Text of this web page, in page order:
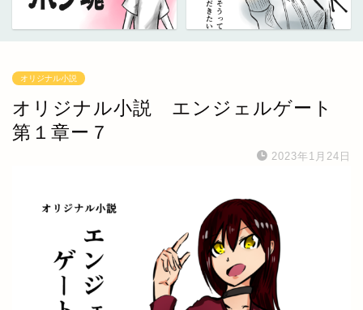
オリジナル小説
オリジナル小説 エンジェルゲート
第１章ー７
2023年1月24日